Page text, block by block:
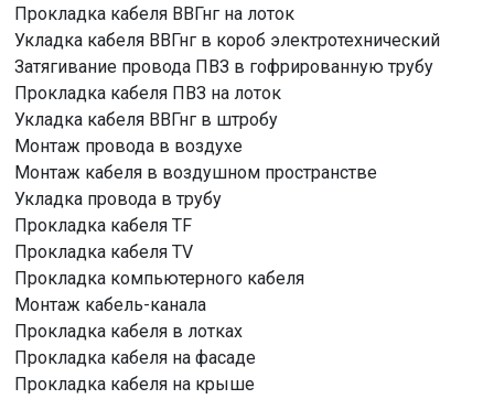
Прокладка кабеля ВВГнг на лоток
Укладка кабеля ВВГнг в короб электротехнический
Затягивание провода ПВЗ в гофрированную трубу
Прокладка кабеля ПВЗ на лоток
Укладка кабеля ВВГнг в штробу
Монтаж провода в воздухе
Монтаж кабеля в воздушном пространстве
Укладка провода в трубу
Прокладка кабеля TF
Прокладка кабеля TV
Прокладка компьютерного кабеля
Монтаж кабель-канала
Прокладка кабеля в лотках
Прокладка кабеля на фасаде
Прокладка кабеля на крыше